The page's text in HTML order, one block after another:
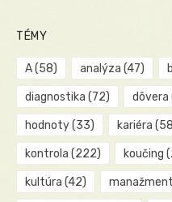
TÉMY
A(58) analýza (47)
diagnostika (72) dôvera
hodnoty(33) kariéra
kontrola (222) koučing
kultúra (42) manažment